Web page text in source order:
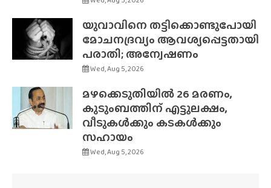
യുവാവിനെ തട്ടിക്കൊണ്ടുപോയി
മോചനദ്രവ്യം ആവശ്യപ്പെട്ടതായി
പരാതി; അന്വേഷണം
Wed, Aug 5, 2026
മഴക്കെടുതിയിൽ 26 മരണം,
കുടുംബത്തിന് എട്ടുലക്ഷം,
വീടുകൾക്കും കടകൾക്കും
സഹായം
Wed, Aug 5, 2026